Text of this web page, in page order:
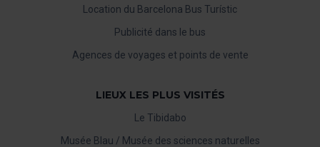
Location du Barcelona Bus Turístic
Publicité dans le bus
Agences de voyages et points de vente
LIEUX LES PLUS VISITÉS
Le Tibidabo
Musée Blau / Musée des sciences naturelles